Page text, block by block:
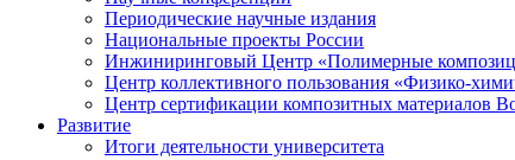
Периодические научные издания
Национальные проекты России
Инжиниринговый Центр «Полимерные
Центр коллективного пользования «Физико-
Центр сертификации композитных материалов
Развитие
Итоги деятельности университета